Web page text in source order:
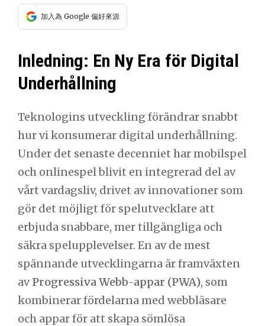
加入為 Google 偏好來源
Inledning: En Ny Era för Digital
Underhållning
Teknologins utveckling förändrar snabbt
hur vi konsumerar digital underhållning.
Under det senaste decenniet har mobilspel
och onlinespel blivit en integrerad del av
vårt vardagsliv, drivet av innovationer som
gör det möjligt för spelutvecklare att
erbjuda snabbare, mer tillgängliga och
säkra spelupplevelser. En av de mest
spännande utvecklingarna är framväxten
avProgressiva Webb-appar (PWA), som
kombinerar fördelarna med webbläsare
och appar för att skapa sömlösa